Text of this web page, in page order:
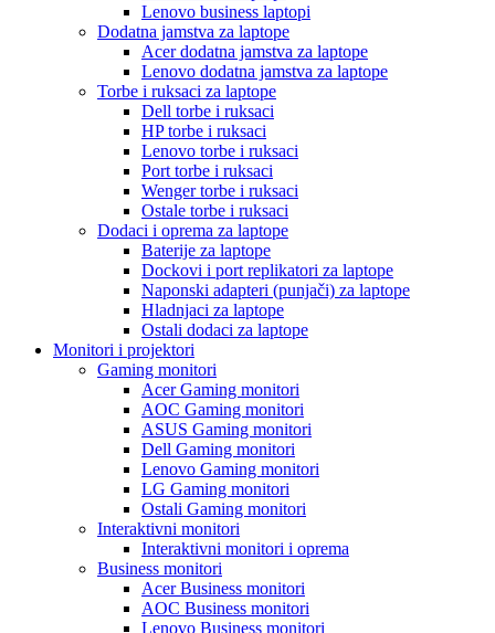
Lenovo business laptopi
Dodatna jamstva za laptope
Acer dodatna jamstva za laptope
Lenovo dodatna jamstva za laptope
Torbe i ruksaci za laptope
Dell torbe i ruksaci
HP torbe i ruksaci
Lenovo torbe i ruksaci
Port torbe i ruksaci
Wenger torbe i ruksaci
Ostale torbe i ruksaci
Dodaci i oprema za laptope
Baterije za laptope
Dockovi i port replikatori za laptope
Naponski adapteri (punjači) za laptope
Hladnjaci za laptope
Ostali dodaci za laptope
Monitori i projektori
Gaming monitori
Acer Gaming monitori
AOC Gaming monitori
ASUS Gaming monitori
Dell Gaming monitori
Lenovo Gaming monitori
LG Gaming monitori
Ostali Gaming monitori
Interaktivni monitori
Interaktivni monitori i oprema
Business monitori
Acer Business monitori
AOC Business monitori
Lenovo Business monitori